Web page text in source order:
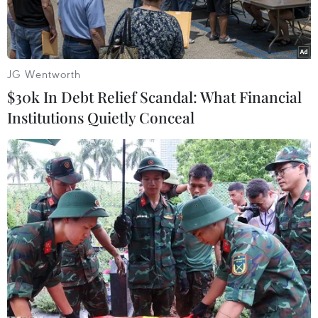
Pha tranh bóng giữa cầu thủ hai đội. (Ảnh: Quang
Nhựt/TTXVN)
Tối 13/6, trận đấu vòng loại Giải Bóng đá vô địch
châu Á 2019 (Asian Cup 2019) giữa đội tuyển
JG Wentworth
$30k In Debt Relief Scandal: What Financial
Institutions Quietly Conceal